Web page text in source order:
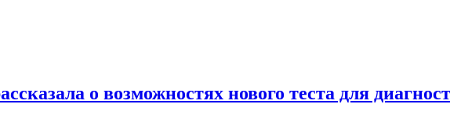
о возможностях нового теста для